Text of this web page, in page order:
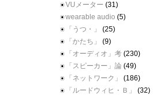
VUメーター (31)
wearable audio (5)
「うつ・」
(25)
「かたち」
(9)
「オーディオ」考 (230)
「スピーカー」論 (49)
「ネットワーク」
(186)
「ルードウィヒ・Ｂ」
(32)